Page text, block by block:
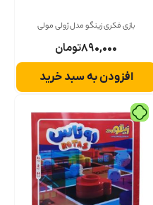
بازی فکری زینگو مدل ژولی مولی
۸۹۰,۰۰۰تومان
افزودن به سبد خرید